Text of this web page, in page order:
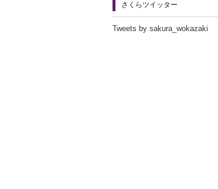
さくらツイッター
Tweets by sakura_wokazaki